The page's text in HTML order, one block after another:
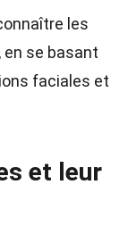
les
en se basant
faciales et
et leur